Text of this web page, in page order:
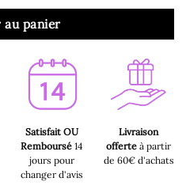
au panier
Satisfait OU
Remboursé14
jours pour
changer d'avis
Livraison
offerte à partir
de 60€ d'achats